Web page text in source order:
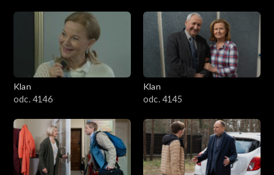
Klan
odc. 4146
Klan
odc. 4145